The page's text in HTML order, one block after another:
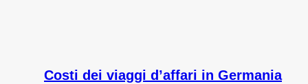
Costi dei viaggi d’affari in Germania